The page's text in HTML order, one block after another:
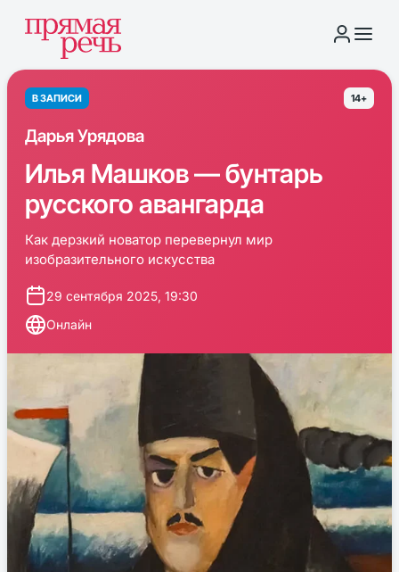
В ЗАПИСИ 14+
Дарья Урядова
Илья Машков — бунтарь
русского авангарда
Как дерзкий новатор перевернул мир
изобразительного искусства
29 сентября 2025, 19:30
Онлайн